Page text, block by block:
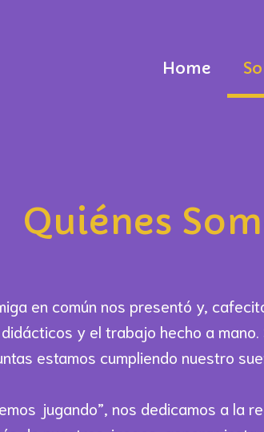
Home
Quiénes
en común nos presentó y,
y el trabajo hecho a
estamos cumpliendo nuestro
jugando”, nos dedicamos a la